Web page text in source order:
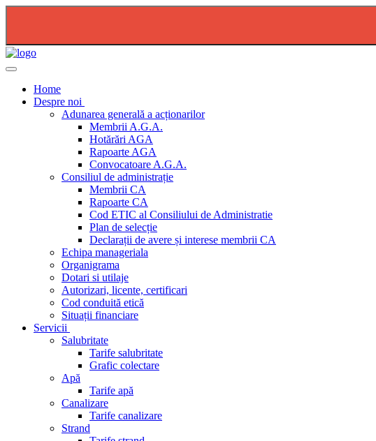
Home
Despre noi
Adunarea generală a acționarilor
Membrii A.G.A.
Hotărări AGA
Rapoarte AGA
Convocatoare A.G.A.
Consiliul de administrație
Membrii CA
Rapoarte CA
Cod ETIC al Consiliului de Administratie
Plan de selecție
Declarații de avere și interese membrii CA
Echipa manageriala
Organigrama
Dotari si utilaje
Autorizari, licente, certificari
Cod conduită etică
Situații financiare
Servicii
Salubritate
Tarife salubritate
Grafic colectare
Apă
Tarife apă
Canalizare
Tarife canalizare
Strand